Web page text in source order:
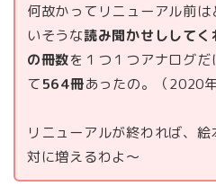
何故かってリニューアル前は
いそうな読み聞かせししてく
の冊数を１つ１つアナログ
て564冊あったの。（2020
リニューアルが終われば、
対に増えるわよ～